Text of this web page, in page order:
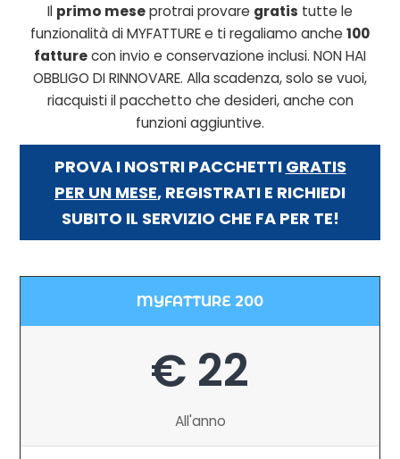
Il primo meseprotrai provare gratis tutte le
funzionalità di MYFATTURE e ti regaliamo anche 100
fatturecon invio e conservazione inclusi. NON HAI
OBBLIGO DI RINNOVARE. Alla scadenza, solo se vuoi,
riacquisti il pacchetto che desideri, anche con
funzioni aggiuntive.
PROVA I NOSTRI PACCHETTI GRATIS
PER UN MESE, REGISTRATI E RICHIEDI
SUBITO IL SERVIZIO CHE FA PER TE!
MYFATTURE 200
€ 22
All'anno